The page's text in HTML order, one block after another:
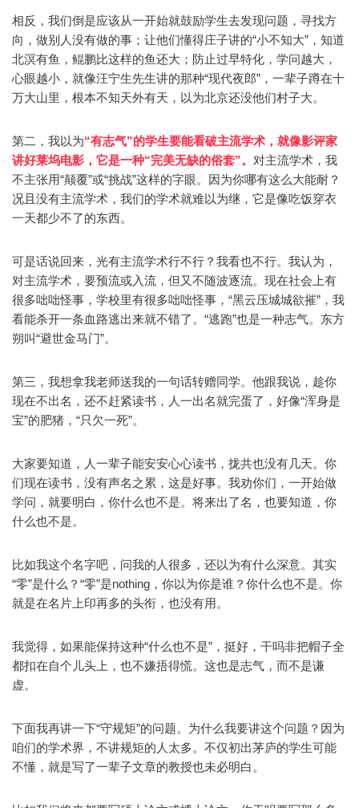
相反，我们倒是应该从一开始就鼓励学生去发现问题，寻找方
向，做别人没有做的事；让他们懂得庄子讲的“小不知大”，知道
北溟有鱼，鲲鹏比这样的鱼还大；防止过早特化，学问越大，
心眼越小，就像汪宁生先生讲的那种“现代夜郎”，一辈子蹲在十
万大山里，根本不知天外有天，以为北京还没他们村子大。
第二，我以为“有志气”的学生要能看破主流学术，就像影评家
讲好莱坞电影，它是一种“完美无缺的俗套”。 对主流学术，我
不主张用“颠覆”或“挑战”这样的字眼。因为你哪有这么大能耐？
况且没有主流学术，我们的学术就难以为继，它是像吃饭穿衣
一天都少不了的东西。
可是话说回来，光有主流学术行不行？我看也不行。我认为，
对主流学术，要预流或入流，但又不随波逐流。现在社会上有
很多咄咄怪事，学校里有很多咄咄怪事，“黑云压城城欲摧”，我
看能杀开一条血路逃出来就不错了。“逃跑”也是一种志气。东方
朔叫“避世金马门”。
第三，我想拿我老师送我的一句话转赠同学。他跟我说，趁你
现在不出名，还不赶紧读书，人一出名就完蛋了，好像“浑身是
宝”的肥猪，“只欠一死”。
大家要知道，人一辈子能安安心心读书，拢共也没有几天。你
们现在读书，没有声名之累，这是好事。我劝你们，一开始做
学问，就要明白，你什么也不是。将来出了名，也要知道，你
什么也不是。
比如我这个名字吧，问我的人很多，还以为有什么深意。其实
“零”是什么？“零”是nothing，你以为你是谁？你什么也不是。你
就是在名片上印再多的头衔，也没有用。
我觉得，如果能保持这种“什么也不是”，挺好，干吗非把帽子全
都扣在自个儿头上，也不嫌捂得慌。这也是志气，而不是谦
虚。
下面我再讲一下“守规矩”的问题。为什么我要讲这个问题？因为
咱们的学术界，不讲规矩的人太多。不仅初出茅庐的学生可能
不懂，就是写了一辈子文章的教授也未必明白。